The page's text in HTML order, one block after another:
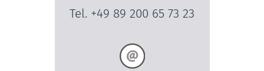
Tel. +49 89 200 65 73 23